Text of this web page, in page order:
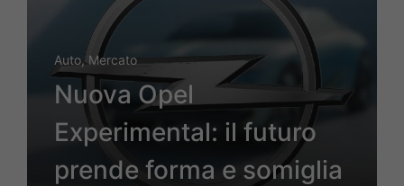
Auto, Mercato
Nuova Opel
Experimental: il futuro
prende forma e somiglia